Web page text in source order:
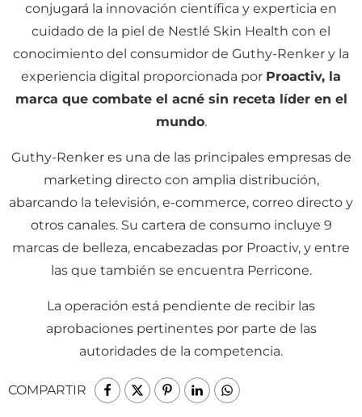
conjugará la innovación científica y experticia en
cuidado de la piel de Nestlé Skin Health con el
conocimiento del consumidor de Guthy-Renker y la
experiencia digital proporcionada por Proactiv, la
marca que combate el acné sin receta líder en el
mundo.
Guthy-Renker es una de las principales empresas de
marketing directo con amplia distribución,
abarcando la televisión, e-commerce, correo directo y
otros canales. Su cartera de consumo incluye 9
marcas de belleza, encabezadas por Proactiv, y entre
las que también se encuentra Perricone.
La operación está pendiente de recibir las
aprobaciones pertinentes por parte de las
autoridades de la competencia.
COMPARTIR